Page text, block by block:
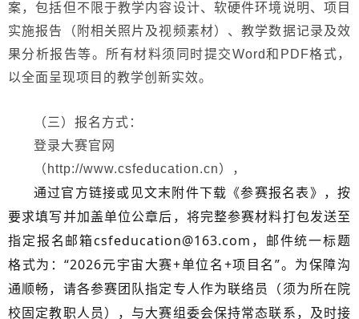
案，包括但不限于教学内容设计、软硬件环境说明、项目
实施报告（附相关照片及视频素材）、教学数据记录及效
果分析报告等。所有材料须同时提交Word和PDF格式，
以全面呈现项目的教学创新实效。
（三）报名方式：
登录大赛官网
（ http://www.csfeducation.cn） ，
通过官方链接或见文末附件下载《参赛报名表》，按
要求填写并加盖单位公章后， 将完整参赛材料打包发送至
指定报名邮箱csfeducation@163.com， 邮件统一标题
格式为：“2026元宇宙大赛+单位名+项目名”。为保障沟
通顺畅，请各参赛团队指定专人作为联络员（须为所在院
校固定教职人员），与大赛组委会保持常态联系，及时接